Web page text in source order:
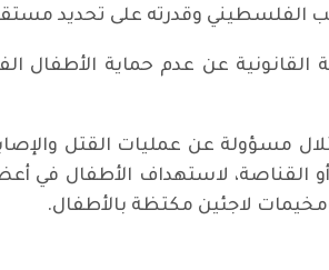
الفلسطيني وقدرته على تحديد
القانونية عن عدم حماية
مسؤولة عن عمليات القتل
القناصة، لاستهداف الأطفال في
لاجئين مكتظة بالأطفال.